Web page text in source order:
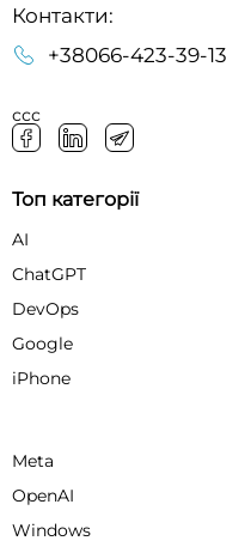
Контакти:
+38066-423-39-13
ссс
Топ категорії
AI
ChatGPT
DevOps
Google
iPhone
Meta
OpenAI
Windows